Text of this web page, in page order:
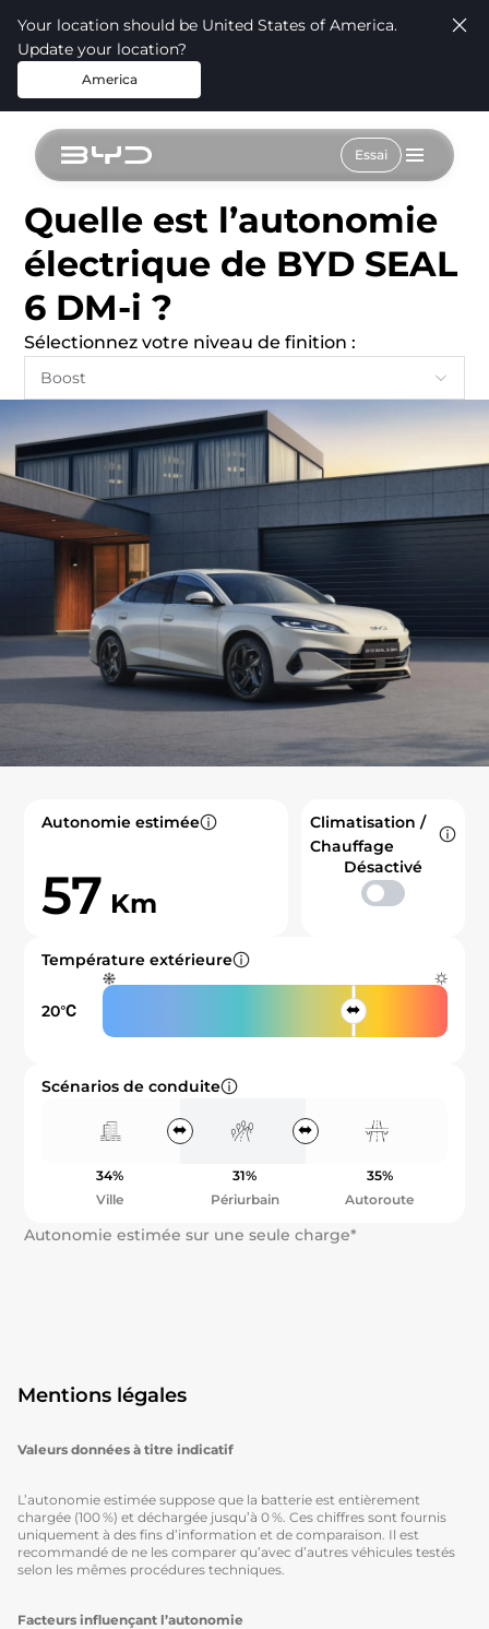
Your location should be United States of America.
Update your location?
America
Essai
Quelle est l’autonomie
électrique de BYD SEAL
6 DM-i ?
Sélectionnez votre niveau de finition :
Autonomie estimée
57 Km
Climatisation /
Chauffage
Désactivé
Température extérieure
20℃
Scénarios de conduite
34%
Ville
31%
Périurbain
35%
Autoroute
Autonomie estimée sur une seule charge*
Mentions légales
Valeurs données à titre indicatif
L’autonomie estimée suppose que la batterie est entièrement
chargée (100 %) et déchargée jusqu’à 0 %. Ces chiffres sont fournis
uniquement à des fins d’information et de comparaison. Il est
recommandé de ne les comparer qu’avec d’autres véhicules testés
selon les mêmes procédures techniques.
Facteurs influençant l’autonomie